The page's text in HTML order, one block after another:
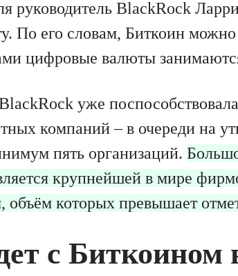
руководитель BlackRock
По его словам, Биткоин
цифровые валюты
уже
компаний – в очереди на
пять организаций.
крупнейшей в мире
объём которых превышает
с Биткоином